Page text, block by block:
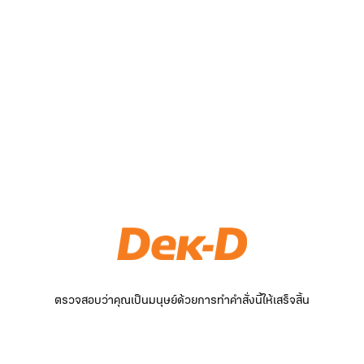
ตรวจสอบว่าคุณเป็นมนุษย์ด้วยการทำคำสั่งนี้ให้เสร็จสิ้น